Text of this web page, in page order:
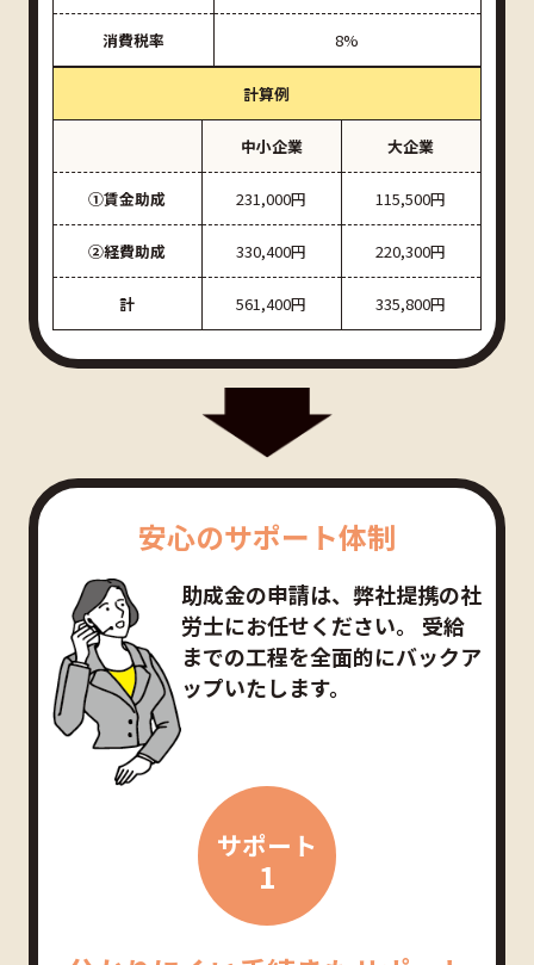
消費税率 8%
計算例
中小企業 大企業
①賃金助成 231,000円 115,500円
②経費助成 330,400円 220,300円
計 561,400円 335,800円
安心のサポート体制
助成金の申請は、弊社提携の社
労士にお任せください。 受給
までの工程を全面的にバックア
ップいたします。
サポート
1